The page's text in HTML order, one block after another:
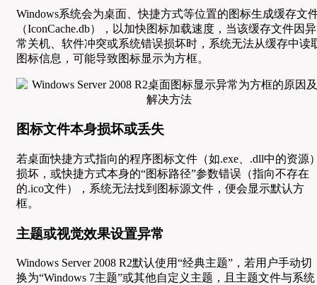
Windows系统会为桌面、快捷方式等位置的图标生成缓存文
（IconCache.db），以加快图标加载速度，当该缓存文件因异
常关机、软件冲突或系统错误损坏时，系统无法从缓存中读
图标信息，可能导致图标显示为方框。
图标文件本身损坏或丢失
若桌面快捷方式指向的程序图标文件（如.exe、.dll中的资源
损坏，或快捷方式本身的“图标路径”参数错误（指向不存在
的.ico文件），系统无法找到图标源文件，便会显示默认方
框。
主题或视觉效果设置异常
Windows Server 2008 R2默认使用“经典主题”，若用户手动切
换为“Windows 7主题”或其他自定义主题，且主题文件与系统